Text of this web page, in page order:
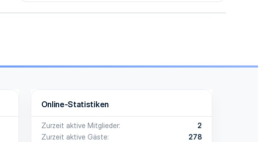
Online-Statistiken
Zurzeit aktive Mitglieder
2
Zurzeit aktive Gäste
278